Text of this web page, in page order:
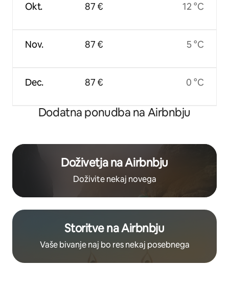
Okt.
Nov.
Dec.
87 €
87 €
87 €
12 °C
5 °C
0 °C
Dodatna ponudba na Airbnbju
Doživetja na Airbnbju
Doživite nekaj novega
Storitve na Airbnbju
Vaše bivanje naj bo res nekaj posebnega